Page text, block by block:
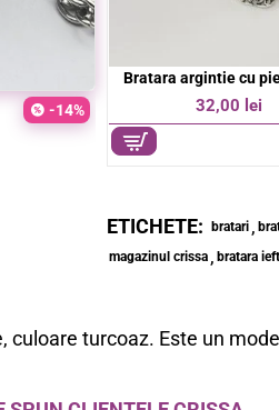
-14%
39,00 lei
Bratara argintie cu
32,00 lei
ETICHETE: bratari ,
magazinul crissa , bratara
turcoaz. Este un